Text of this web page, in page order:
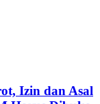
Izin dan Asal